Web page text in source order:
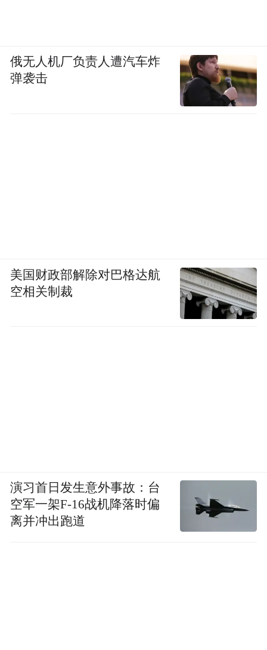
俄无人机厂负责人遭汽车炸
弹袭击
美国财政部解除对巴格达航
空相关制裁
演习首日发生意外事故：台
空军一架F-16战机降落时偏
离并冲出跑道